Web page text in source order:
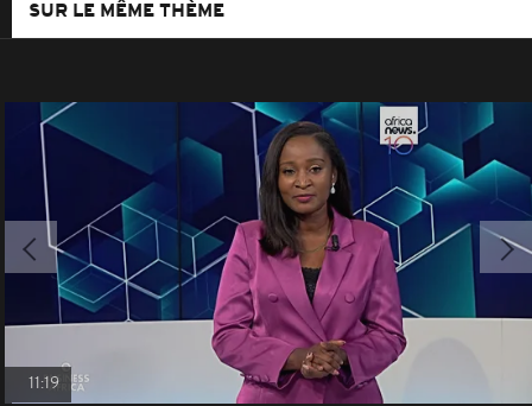
SUR LE MÊME THÈME
11:19